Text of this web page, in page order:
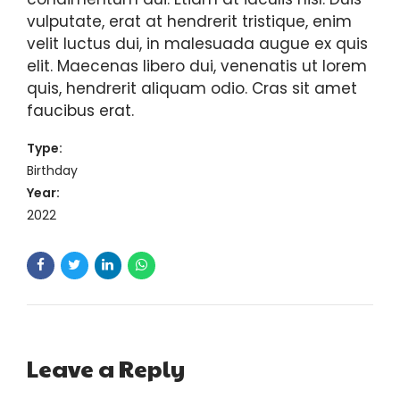
vulputate, erat at hendrerit tristique, enim
velit luctus dui, in malesuada augue ex quis
elit. Maecenas libero dui, venenatis ut lorem
quis, hendrerit aliquam odio. Cras sit amet
faucibus erat.
Type:
Birthday
Year:
2022
Leave a Reply